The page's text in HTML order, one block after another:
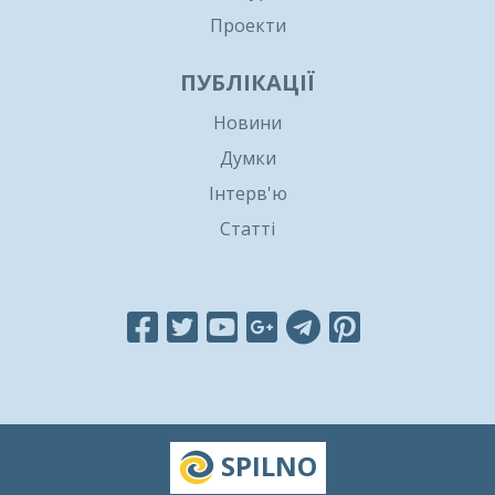
Проекти
ПУБЛІКАЦІЇ
Новини
Думки
Інтерв'ю
Статті
SPILNO